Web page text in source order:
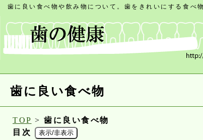
歯に良い食べ物や飲み物について。歯をきれいにする食べ
歯に良い食べ物
TOP >歯に良い食べ物
目次
表示/非表示